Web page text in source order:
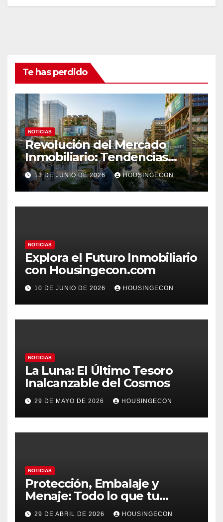
Te has perdido
NOTICIAS
Revolución del Mercado
Inmobiliario: Tendencias
Clave 2023
13 DE JUNIO DE 2026 HOUSINGECON
NOTICIAS
Explora el Futuro Inmobiliario
con Housingecon.com
10 DE JUNIO DE 2026 HOUSINGECON
NOTICIAS
La Luna: El Último Tesoro
Inalcanzable del Cosmos
29 DE MAYO DE 2026 HOUSINGECON
NOTICIAS
Protección, Embalaje y
Menaje: Todo lo que tu
negocio necesita en un solo
29 DE ABRIL DE 2026 HOUSINGECON